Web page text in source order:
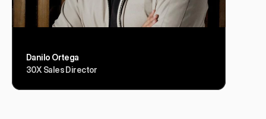
Danilo Ortega
30X Sales Director